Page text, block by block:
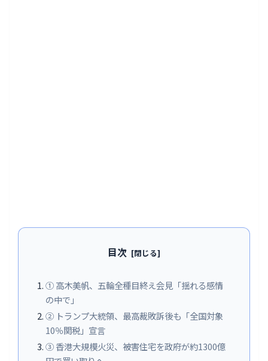
目次
① 高木美帆、五輪全種目終え会見「揺れる感情
の中で」
② トランプ大統領、最高裁敗訴後も「全国対象
10％関税」宣言
③ 香港大規模火災、被害住宅を政府が約1300億